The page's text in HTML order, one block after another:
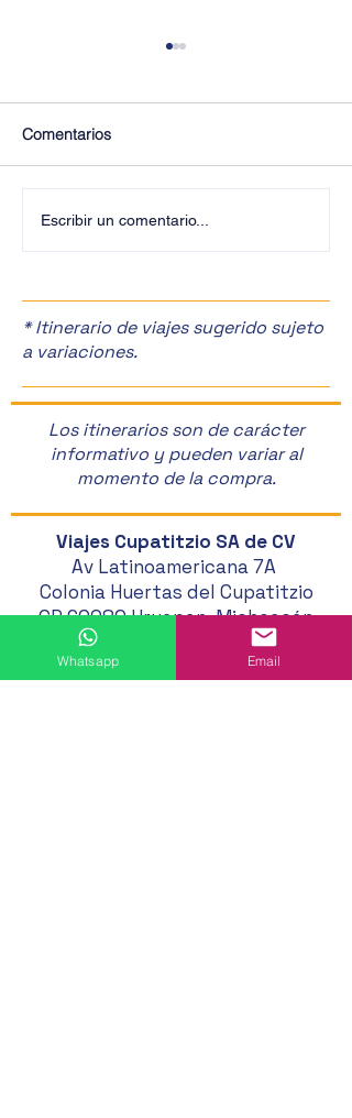
Comentarios
Escribir un comentario...
* Itinerario de viajes sugerido sujeto
a variaciones.
Los itinerarios son de carácter
informativo y pueden variar al
momento de la compra.
Viajes Cupatitzio SA de CV
Av Latinoamericana 7A
Colonia Huertas del Cupatitzio
CP 60080 Uruapan, Michoacán
452 524 46 20
Whatsapp Email